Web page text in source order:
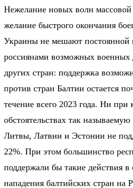
Нежелание новых волн
желание быстрого окончания
Украины не мешают постоянной
россиянами возможных военных
других стран: поддержка
против стран Балтии остается
течение всего 2023 года. Ни при
обстоятельствах так
Литвы, Латвии и Эстонии не
22%. При этом большинство
поддержали бы такие действия в
нападения балтийских стран на